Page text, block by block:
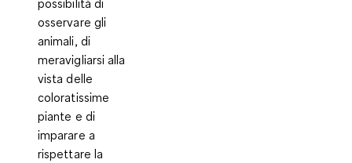
osservare gli
animali, di
meravigliarsi alla
vista delle
coloratissime
piante e di
imparare a
rispettare la